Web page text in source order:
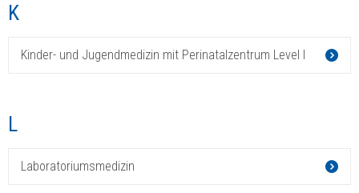
K
Kinder- und Jugendmedizin mit Perinatalzentrum Level I
L
Laboratoriumsmedizin